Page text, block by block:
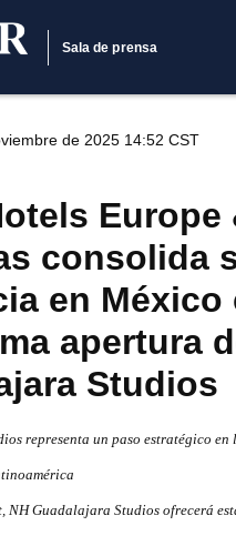
Sala de prensa
de 2025 14:52 CST
Europe
consolida
en México
apertura
Studios
representa un paso estratégico en
NH Guadalajara Studios ofrecerá